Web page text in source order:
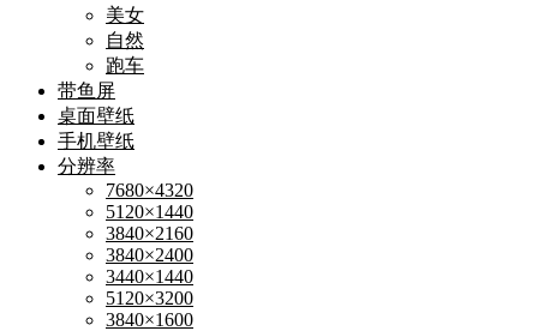
美女
自然
跑车
带鱼屏
桌面壁纸
手机壁纸
分辨率
7680×4320
5120×1440
3840×2160
3840×2400
3440×1440
5120×3200
3840×1600